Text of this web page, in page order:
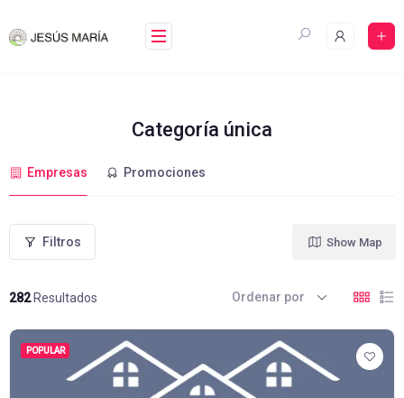
to
Categoría única
Empresas Promociones
Filtros
282Resultados
Show Map
Ordenar por
POPULAR